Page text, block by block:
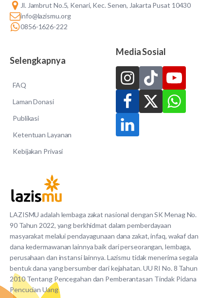
LAZISMU adalah lembaga zakat nasional dengan SK Menag No.
90 Tahun 2022, yang berkhidmat dalam pemberdayaan
masyarakat melalui pendayagunaan dana zakat, infaq, wakaf dan
dana kedermawanan lainnya baik dari perseorangan, lembaga,
perusahaan dan instansi lainnya. Lazismu tidak menerima segala
bentuk dana yang bersumber dari kejahatan. UU RI No. 8 Tahun
2010 Tentang Pencegahan dan Pemberantasan Tindak Pidana
Pencucian Uang
Jl. Jambrut No.5, Kenari, Kec. Senen, Jakarta Pusat 10430
info@lazismu.org
0856-1626-222
Selengkapnya
FAQ
Laman Donasi
Publikasi
Ketentuan Layanan
Kebijakan Privasi
Media Sosial